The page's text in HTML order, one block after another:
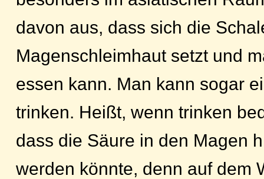
davon aus, dass sich die
Magenschleimhaut setzt und
essen kann. Man kann sogar
trinken. Heißt, wenn trinken
dass die Säure in den Magen
werden könnte, denn auf dem